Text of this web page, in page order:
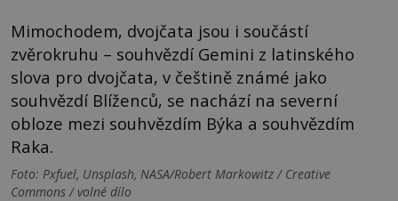
Mimochodem, dvojčata jsou i součástí
zvěrokruhu – souhvězdí Gemini z latinského
slova pro dvojčata, v češtině známé jako
souhvězdí Blíženců, se nachází na severní
obloze mezi souhvězdím Býka a souhvězdím
Raka.
Foto: Pxfuel, Unsplash, NASA/Robert Markowitz / Creative
Commons / volné dílo